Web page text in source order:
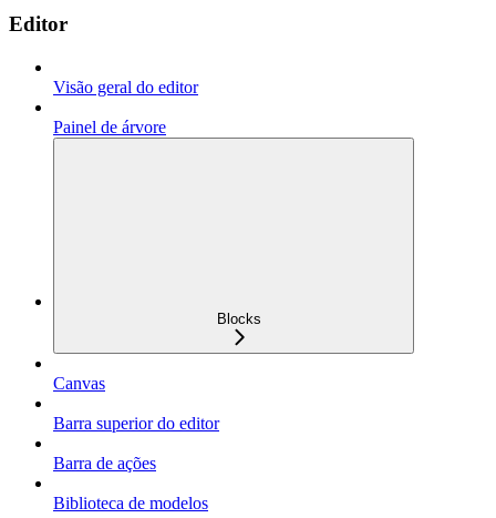
Editor
Visão geral do editor
Painel de árvore
Blocks
Canvas
Barra superior do editor
Barra de ações
Biblioteca de modelos